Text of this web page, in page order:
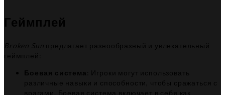
Геймплей
Broken Sun предлагает разнообразный и увлекательный
геймплей:
Боевая система
: Игроки могут использовать
различные навыки и способности, чтобы сражаться с
врагами. Боевая система включает в себя как